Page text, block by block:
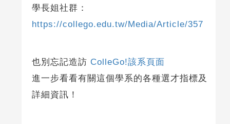
學長姐社群：
https://collego.edu.tw/Media/Article/357
也別忘記造訪 ColleGo!該系頁面
進一步看看有關這個學系的各種選才指標及
詳細資訊！